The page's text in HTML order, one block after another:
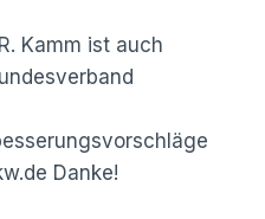
Kamm ist auch
Danke!